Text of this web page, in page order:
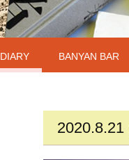
DIARY BANYAN BAR
2020.8.21